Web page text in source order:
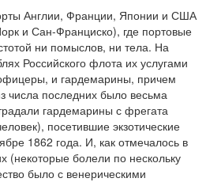
Англии, Франции, Японии и США
и Сан-Франциско), где портовые
ни помыслов, ни тела. На
Российского флота их услугами
и гардемарины, причем
числа последних было весьма
гардемарины с фрегата
посетившие экзотические
1862 года. И, как отмечалось в
(некоторые болели по нескольку
было с венерическими